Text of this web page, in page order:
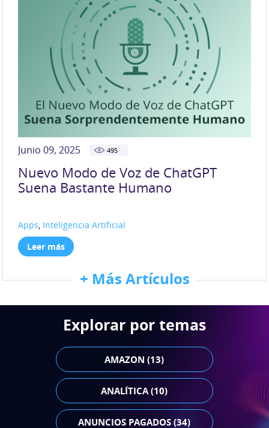
+ Más Artículos
Junio 09, 2025 495
Nuevo Modo de Voz de ChatGPT
Suena Bastante Humano
Apps, Inteligencia Artificial
Leer más
Explorar por temas
AMAZON (13)
ANALÍTICA (10)
ANUNCIOS PAGADOS (34)